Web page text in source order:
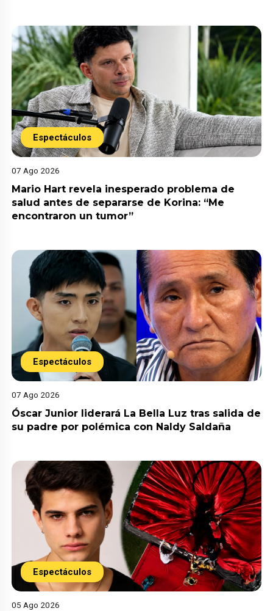
Espectáculos
07 Ago 2026
Mario Hart revela inesperado problema de
salud antes de separarse de Korina: “Me
encontraron un tumor”
Espectáculos
07 Ago 2026
Óscar Junior liderará La Bella Luz tras salida de
su padre por polémica con Naldy Saldaña
Espectáculos
05 Ago 2026